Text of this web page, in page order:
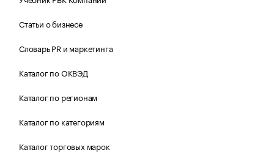
Статьи о бизнесе
Словарь PR и маркетинга
Каталог по ОКВЭД
Каталог по регионам
Каталог по категориям
Каталог торговых марок